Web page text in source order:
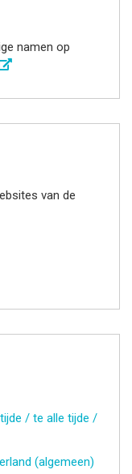
namen op
van de
/ te alle tijde /
(algemeen)